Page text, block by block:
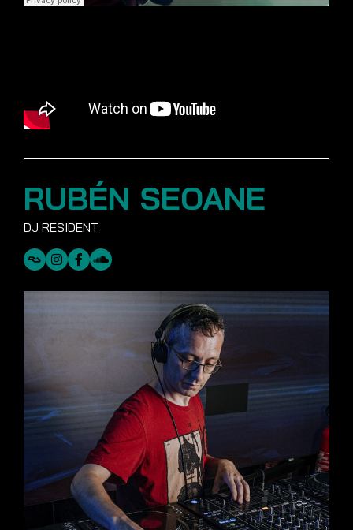
RUBÉN SEOANE